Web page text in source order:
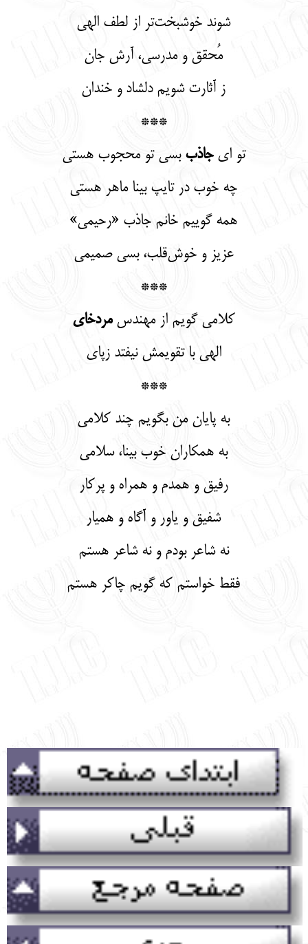
شوند خوشبخت‌تر از لطف الهی
مُحقق و مدرسی، آرش جان
ز آثارت شویم دلشاد و خندان
***
تو ایجاذب بسی تو محجوب هستی
چه خوب در تایپ بینا ماهر هستی
همه گوییم خانم جاذب «رحیمی»
عزیز و خوش‌قلب، بسی صمیمی
***
کلامی گویم از مهندسمردخای
الهی با تقویمش نیفتد زپای
***
به پایان من بگویم چند کلامی
به همکاران خوب بینا، سلامی
رفیق و همدم و همراه و پرکار
شفیق و یاور و آگاه و همیار
نه شاعر بودم و نه شاعر هستم
فقط خواستم که گویم چاکر هستم